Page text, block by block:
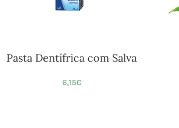
Pasta Dentífrica com Salva
6,15€